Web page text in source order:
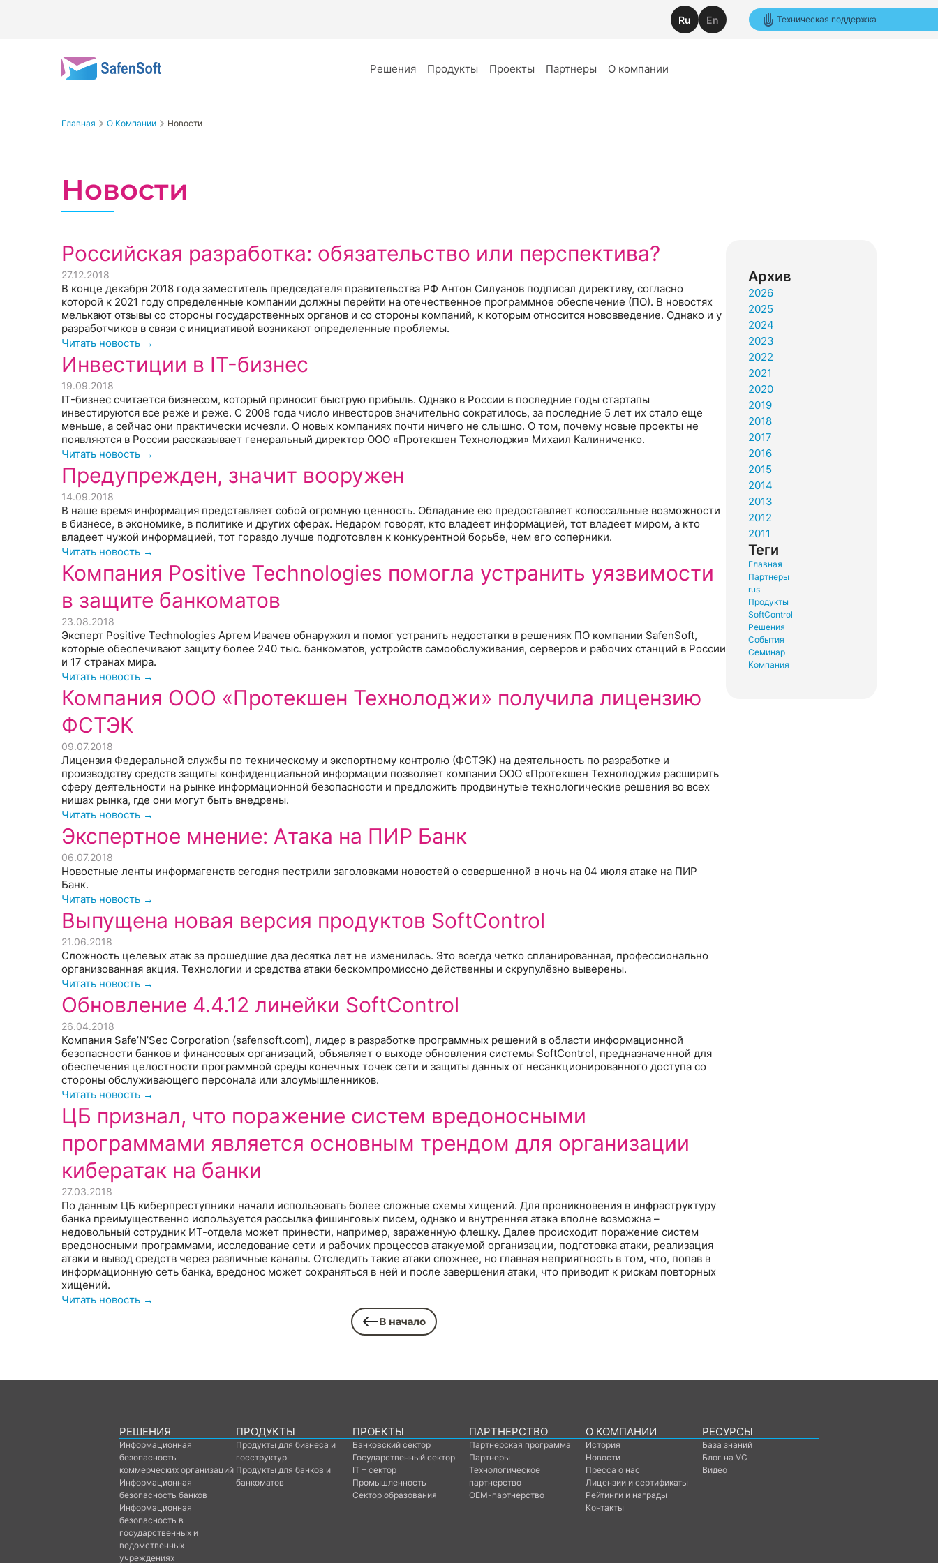
Ru En Техническая поддержка
Решения Продукты Проекты Партнеры О компании
Главная О Компании Новости
Новости
Российская разработка: обязательство или перспектива?
27.12.2018
В конце декабря 2018 года заместитель председателя правительства РФ Антон Силуанов подписал директиву, согласно
которой к 2021 году определенные компании должны перейти на отечественное программное обеспечение (ПО). В новостях
мелькают отзывы со стороны государственных органов и со стороны компаний, к которым относится нововведение. Однако и у
разработчиков в связи с инициативой возникают определенные проблемы.
Читать новость →
Инвестиции в IT-бизнес
19.09.2018
IT-бизнес считается бизнесом, который приносит быструю прибыль. Однако в России в последние годы стартапы
инвестируются все реже и реже. C 2008 года число инвесторов значительно сократилось, за последние 5 лет их стало еще
меньше, а сейчас они практически исчезли. О новых компаниях почти ничего не слышно. О том, почему новые проекты не
появляются в России рассказывает генеральный директор ООО «Протекшен Технолоджи» Михаил Калиниченко.
Читать новость →
Предупрежден, значит вооружен
14.09.2018
В наше время информация представляет собой огромную ценность. Обладание ею предоставляет колоссальные возможности
в бизнесе, в экономике, в политике и других сферах. Недаром говорят, кто владеет информацией, тот владеет миром, а кто
владеет чужой информацией, тот гораздо лучше подготовлен к конкурентной борьбе, чем его соперники.
Читать новость →
Компания Positive Technologies помогла устранить уязвимости
в защите банкоматов
23.08.2018
Эксперт Positive Technologies Артем Ивачев обнаружил и помог устранить недостатки в решениях ПО компании SafenSoft,
которые обеспечивают защиту более 240 тыс. банкоматов, устройств самообслуживания, серверов и рабочих станций в России
и 17 странах мира.
Читать новость →
Компания ООО «Протекшен Технолоджи» получила лицензию
ФСТЭК
09.07.2018
Лицензия Федеральной службы по техническому и экспортному контролю (ФСТЭК) на деятельность по разработке и
производству средств защиты конфиденциальной информации позволяет компании ООО «Протекшен Технолоджи» расширить
сферу деятельности на рынке информационной безопасности и предложить продвинутые технологические решения во всех
нишах рынка, где они могут быть внедрены.
Читать новость →
Экспертное мнение: Атака на ПИР Банк
06.07.2018
Новостные ленты информагенств сегодня пестрили заголовками новостей о совершенной в ночь на 04 июля атаке на ПИР
Банк.
Читать новость →
Выпущена новая версия продуктов SoftControl
21.06.2018
Сложность целевых атак за прошедшие два десятка лет не изменилась. Это всегда четко спланированная, профессионально
организованная акция. Технологии и средства атаки бескомпромиссно действенны и скрупулёзно выверены.
Читать новость →
Обновление 4.4.12 линейки SoftControl
26.04.2018
Компания Safe’N’Sec Corporation (safensoft.com), лидер в разработке программных решений в области информационной
безопасности банков и финансовых организаций, объявляет о выходе обновления системы SoftControl, предназначенной для
обеспечения целостности программной среды конечных точек сети и защиты данных от несанкционированного доступа со
стороны обслуживающего персонала или злоумышленников.
Читать новость →
ЦБ признал, что поражение систем вредоносными
программами является основным трендом для организации
кибератак на банки
27.03.2018
По данным ЦБ киберпреступники начали использовать более сложные схемы хищений. Для проникновения в инфраструктуру
банка преимущественно используется рассылка фишинговых писем, однако и внутренняя атака вполне возможна –
недовольный сотрудник ИТ-отдела может принести, например, зараженную флешку. Далее происходит поражение систем
вредоносными программами, исследование сети и рабочих процессов атакуемой организации, подготовка атаки, реализация
атаки и вывод средств через различные каналы. Отследить такие атаки сложнее, но главная неприятность в том, что, попав в
информационную сеть банка, вредонос может сохраняться в ней и после завершения атаки, что приводит к рискам повторных
хищений.
Читать новость →
В начало
Архив
2026
2025
2024
2023
2022
2021
2020
2019
2018
2017
2016
2015
2014
2013
2012
2011
Теги
Главная
Партнеры
rus
Продукты
SoftControl
Решения
События
Семинар
Компания
РЕШЕНИЯ
Информационная
безопасность
коммерческих организаций
Информационная
безопасность банков
Информационная
безопасность в
государственных и
ведомственных
учреждениях
ПРОДУКТЫ
Продукты для бизнеса и
госструктур
Продукты для банков и
банкоматов
ПРОЕКТЫ
Банковский сектор
Государственный сектор
IT – сектор
Промышленность
Сектор образования
ПАРТНЕРСТВО
Партнерская программа
Партнеры
Технологическое
партнерство
ОЕМ-партнерство
О КОМПАНИИ
История
Новости
Пресса о нас
Лицензии и сертификаты
Рейтинги и награды
Контакты
РЕСУРСЫ
База знаний
Блог на VC
Видео